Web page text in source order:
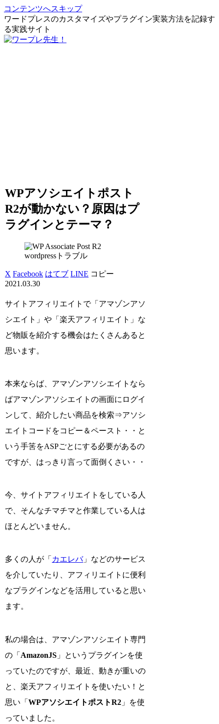
コンテンツへスキップ
ワードプレスのカスタマイズやプラグイン実装方法を記録す
る実践サイト
WPアソシエイトポスト
R2が動かない？原因はプ
ラグインとテーマ？
wordpressトラブル
X Facebook はてブ LINE コピー
2021.03.30
サイトアフィリエイトで「アマゾンアソ
シエイト」や「楽天アフィリエイト」な
ど物販を紹介する機会はたくさんあると
思います。
本来ならば、アマゾンアソシエイトなら
ばアマゾンアソシエイトの画面にログイ
ンして、紹介したい商品を検索⇒アソシ
エイトコードをコピー＆ペースト・・と
いう手筈をASPごとにする必要があるの
ですが、はっきり言って面倒くさい・・
今、サイトアフィリエイトをしている人
で、そんなチマチマと作業している人は
ほとんどいません。
多くの人が「 カエレバ」などのサービス
を介していたり、アフィリエイトに便利
なプラグインなどを活用していると思い
ます。
私の場合は、アマゾンアソシエイト専門
の「 AmazonJS 」というプラグインを使
っていたのですが、最近、動きが重いの
と、楽天アフィリエイトを使いたい！と
思い「WPアソシエイトポストR2 」を使
っていました。